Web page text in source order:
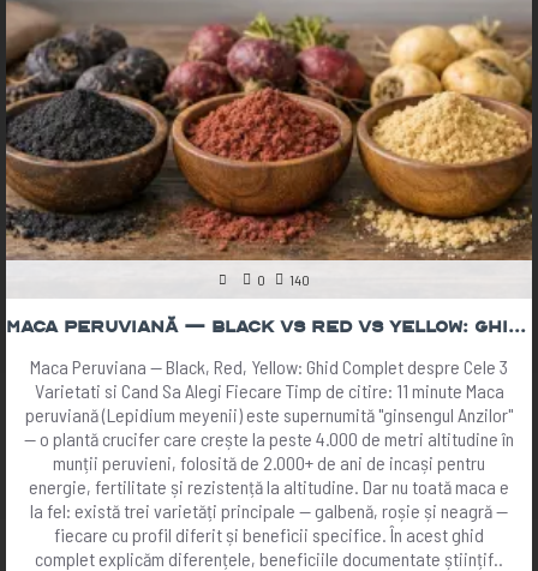
0 140
Maca Peruviană — Black vs Red vs Yellow: Ghid Complet 2026 | The Botanist
Maca Peruviana — Black, Red, Yellow: Ghid Complet despre Cele 3
Varietati si Cand Sa Alegi Fiecare Timp de citire: 11 minute Maca
peruviană (Lepidium meyenii) este supernumită "ginsengul Anzilor"
— o plantă crucifer care crește la peste 4.000 de metri altitudine în
munții peruvieni, folosită de 2.000+ de ani de incași pentru
energie, fertilitate și rezistență la altitudine. Dar nu toată maca e
la fel: există trei varietăți principale — galbenă, roșie și neagră —
fiecare cu profil diferit și beneficii specifice. În acest ghid
complet explicăm diferențele, beneficiile documentate științif..